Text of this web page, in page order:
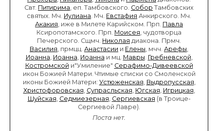
Свт. Питирима, еп. Тамбовского. Собор Тамбовских
святых. Мч. Иулиана. Мч. Евстафия Анкирского. Мч.
Акакия, иже в Милете Карийском. Прп. Павла
Ксиропотамского. Прп. Моисея, чудотворца
Печерского. Сщмч. Николая диакона. Прмч.
Василия, прмцц. Анастасии и Елены, мчч. Арефы,
Иоанна, Иоанна, Иоанна и мц. Мавры. Гребневской,
Костромской и"Умиление" Серафимо-Дивеевской
икон Божией Матери. Чтимые списки со Смоленской
иконы Божией Матери: Устюженская, Выдропусская,
Христофоровская, Супрасльская, Югская, Игрицкая,
Шуйская, Седмиезерная, Сергиевская (в Троице-
Сергиевой Лавре).
Поста нет.